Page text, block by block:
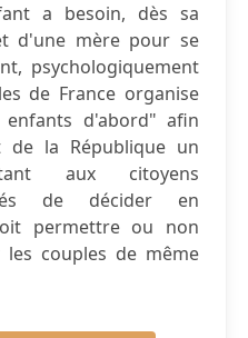
a besoin, dès sa
d'une mère pour se
psychologiquement
de France organise
d'abord" afin
de la République un
aux citoyens
de décider en
permettre ou non
couples de même